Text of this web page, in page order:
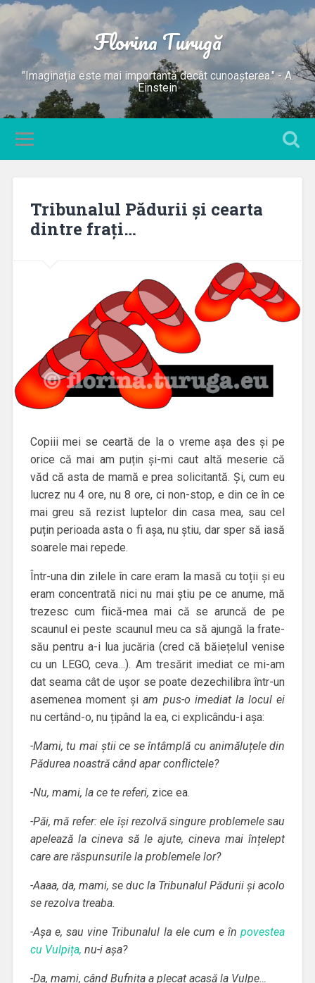
Florina Turugă
"Imaginația este mai importantă decât cunoașterea." - A.
Einstein
Tribunalul Pădurii și cearta
dintre frați…
Copiii mei se ceartă de la o vreme așa des și pe
orice că mai am puțin și-mi caut altă meserie că
văd că asta de mamă e prea solicitantă. Și, cum eu
lucrez nu 4 ore, nu 8 ore, ci non-stop, e din ce în ce
mai greu să rezist luptelor din casa mea, sau cel
puțin perioada asta o fi așa, nu știu, dar sper să iasă
soarele mai repede.
Într-una din zilele în care eram la masă cu toții și eu
eram concentrată nici nu mai știu pe ce anume, mă
trezesc cum fiică-mea mai că se aruncă de pe
scaunul ei peste scaunul meu ca să ajungă la frate-
său pentru a-i lua jucăria (cred că băiețelul venise
cu un LEGO, ceva…). Am tresărit imediat ce mi-am
dat seama cât de ușor se poate dezechilibra într-un
asemenea moment șiam pus-o imediat la locul ei
nu certând-o, nu țipând la ea, ci explicându-i așa:
-Mami, tu mai știi ce se întâmplă cu animăluțele din
Pădurea noastră când apar conflictele?
-Nu, mami, la ce te referi, zice ea.
-Păi, mă refer: ele își rezolvă singure problemele sau
apelează la cineva să le ajute, cineva mai înțelept
care are răspunsurile la problemele lor?
-Aaaa, da, mami, se duc la Tribunalul Pădurii și acolo
se rezolva treaba.
-Așa e, sau vine Tribunalul la ele cum e înpovestea
cu Vulpița, nu-i așa?
-Da, mami, când Bufnița a plecat acasă la Vulpe…